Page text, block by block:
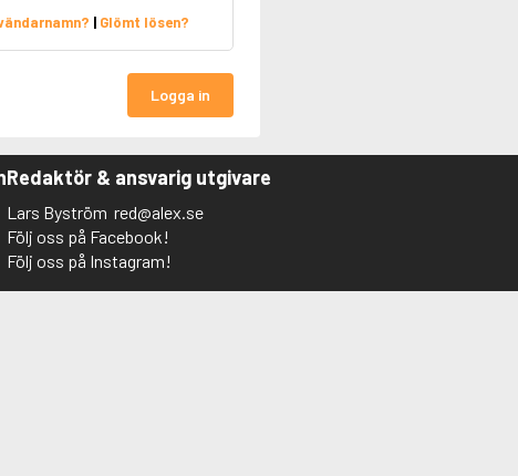
| Glömt lösen?
Logga in
Redaktör & ansvarig utgivare
Lars Byström red@alex.se
Följ oss på Facebook!
Följ oss på Instagram!